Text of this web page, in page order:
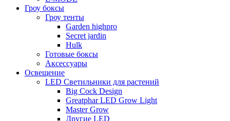
Гроу боксы
Гроу тенты
Garden highpro
Secret jardin
Hulk
Готовые боксы
Аксессуары
Освещение
LED Светильники для растений
Big Cock Design
Greatphar LED Grow Light
Master Grow
Другие LED